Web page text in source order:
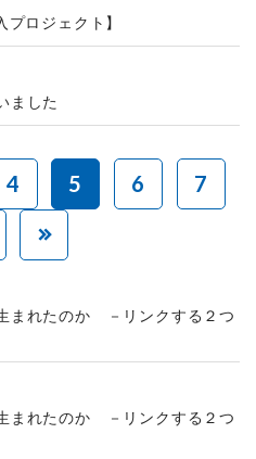
プロジェクト】
ました
4 5 6
7
まれたのか －リンクする２つ
まれたのか －リンクする２つ